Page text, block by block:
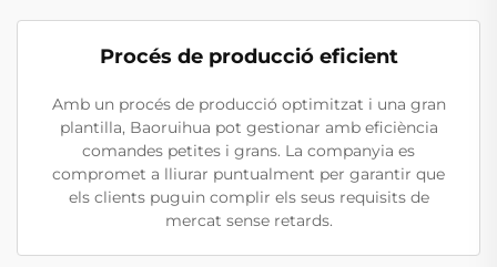
Procés de producció eficient
Amb un procés de producció optimitzat i una gran
plantilla, Baoruihua pot gestionar amb eficiència
comandes petites i grans. La companyia es
compromet a lliurar puntualment per garantir que
els clients puguin complir els seus requisits de
mercat sense retards.